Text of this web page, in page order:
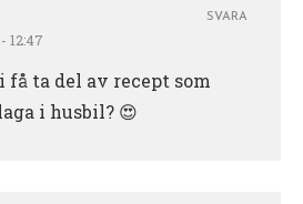
12:47
få ta del av recept som
i husbil? 😍
SVARA